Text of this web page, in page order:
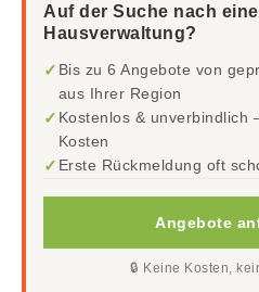
Auf der Suche nach
Hausverwaltung?
✓ Bis zu 6 Angebote von
aus Ihrer Region
✓ Kostenlos & unverbindlich
Kosten
✓ Erste Rückmeldung oft
Angebote
🔒 Keine Kosten,